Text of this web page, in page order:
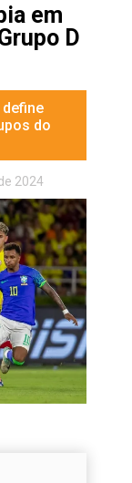
em
D
do
2024